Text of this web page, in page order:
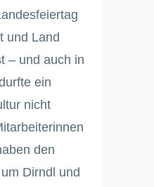
und Land
– und auch in
ein
nicht
den
Dirndl und